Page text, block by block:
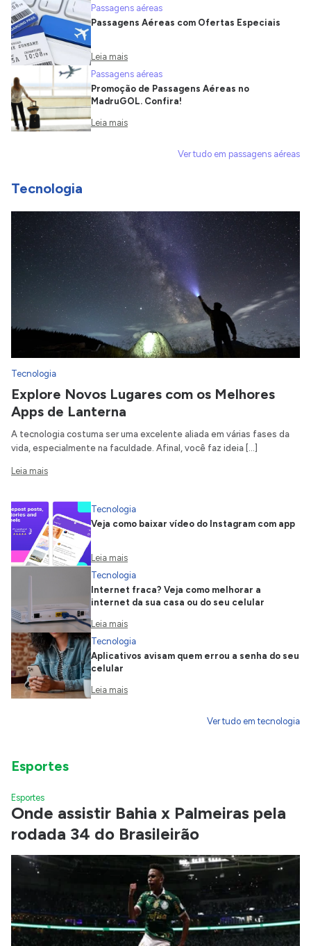
Passagens aéreas
Passagens Aéreas com Ofertas Especiais
Leia mais
Passagens aéreas
Promoção de Passagens Aéreas no
MadruGOL. Confira!
Leia mais
Ver tudo em passagens aéreas
Tecnologia
Tecnologia
Explore Novos Lugares com os Melhores
Apps de Lanterna
A tecnologia costuma ser uma excelente aliada em várias fases da
vida, especialmente na faculdade. Afinal, você faz ideia […]
Leia mais
Tecnologia
Veja como baixar vídeo do Instagram com app
Leia mais
Tecnologia
Internet fraca? Veja como melhorar a
internet da sua casa ou do seu celular
Leia mais
Tecnologia
Aplicativos avisam quem errou a senha do seu
celular
Leia mais
Ver tudo em tecnologia
Esportes
Esportes
Onde assistir Bahia x Palmeiras pela
rodada 34 do Brasileirão